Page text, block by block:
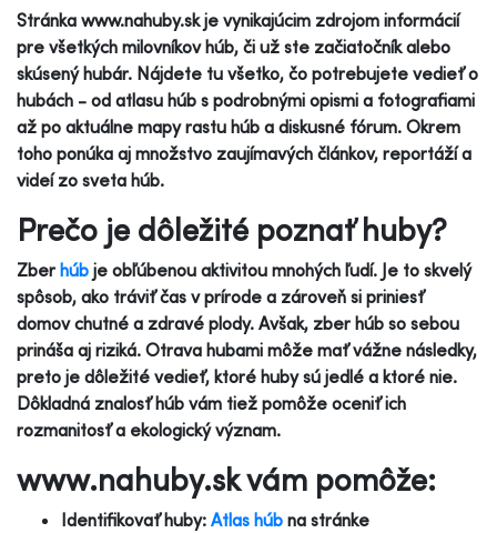
Stránka www.nahuby.sk je vynikajúcim zdrojom informácií
pre všetkých milovníkov húb, či už ste začiatočník alebo
skúsený hubár. Nájdete tu všetko, čo potrebujete vedieť o
hubách - od atlasu húb s podrobnými opismi a fotografiami
až po aktuálne mapy rastu húb a diskusné fórum. Okrem
toho ponúka aj množstvo zaujímavých článkov, reportáží a
videí zo sveta húb.
Prečo je dôležité poznať huby?
Zber húb je obľúbenou aktivitou mnohých ľudí. Je to skvelý
spôsob, ako tráviť čas v prírode a zároveň si priniesť
domov chutné a zdravé plody. Avšak, zber húb so sebou
prináša aj riziká. Otrava hubami môže mať vážne následky,
preto je dôležité vedieť, ktoré huby sú jedlé a ktoré nie.
Dôkladná znalosť húb vám tiež pomôže oceniť ich
rozmanitosť a ekologický význam.
www.nahuby.sk vám pomôže:
Identifikovať huby: Atlas húb na stránke